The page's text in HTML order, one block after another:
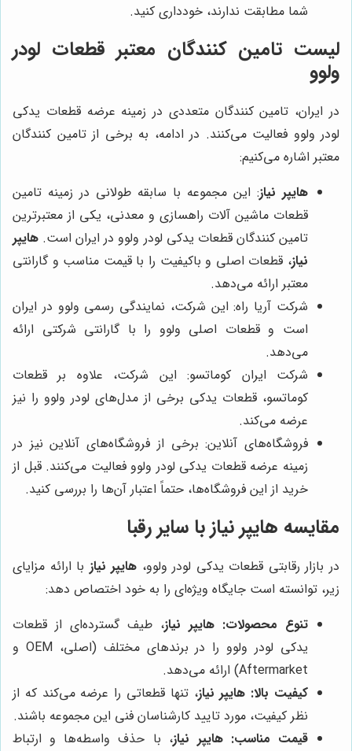
شما مطابقت ندارند، خودداری کنید.
لیست تامین کنندگان معتبر قطعات لودر
ولوو
در ایران، تامین کنندگان متعددی در زمینه عرضه قطعات یدکی
لودر ولوو فعالیت می‌کنند. در ادامه، به برخی از تامین کنندگان
معتبر اشاره می‌کنیم:
هایپر نیاز: این مجموعه با سابقه طولانی در زمینه تامین
قطعات ماشین آلات راهسازی و معدنی، یکی از معتبرترین
تامین کنندگان قطعات یدکی لودر ولوو در ایران است. هایپر
نیاز، قطعات اصلی و باکیفیت را با قیمت مناسب و گارانتی
معتبر ارائه می‌دهد.
شرکت آریا راه: این شرکت، نمایندگی رسمی ولوو در ایران
است و قطعات اصلی ولوو را با گارانتی شرکتی ارائه
می‌دهد.
شرکت ایران کوماتسو: این شرکت، علاوه بر قطعات
کوماتسو، قطعات یدکی برخی از مدل‌های لودر ولوو را نیز
عرضه می‌کند.
فروشگاه‌های آنلاین: برخی از فروشگاه‌های آنلاین نیز در
زمینه عرضه قطعات یدکی لودر ولوو فعالیت می‌کنند. قبل از
خرید از این فروشگاه‌ها، حتماً اعتبار آن‌ها را بررسی کنید.
مقایسه هایپر نیازبا سایر رقبا
در بازار رقابتی قطعات یدکی لودر ولوو، هایپر نیاز با ارائه مزایای
زیر، توانسته است جایگاه ویژه‌ای را به خود اختصاص دهد:
تنوع محصولات: هایپر نیاز، طیف گسترده‌ای از قطعات
یدکی لودر ولوو را در برندهای مختلف (اصلی، OEM و
Aftermarket) ارائه می‌دهد.
کیفیت بالا: هایپر نیاز، تنها قطعاتی را عرضه می‌کند که از
نظر کیفیت، مورد تایید کارشناسان فنی این مجموعه باشند.
قیمت مناسب: هایپر نیاز، با حذف واسطه‌ها و ارتباط